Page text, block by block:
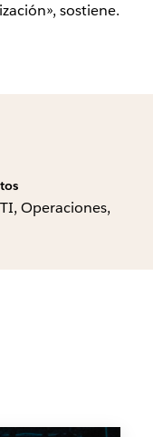
sostiene.
Operaciones,